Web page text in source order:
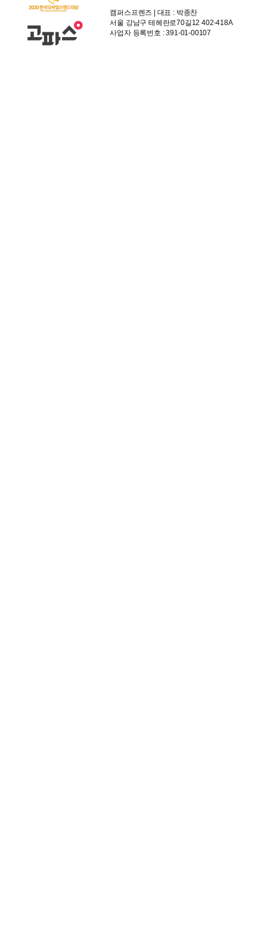
캠퍼스프렌즈 | 대표 : 박종찬
서울 강남구 테헤란로70길12 402-418A
사업자 등록번호 : 391-01-00107